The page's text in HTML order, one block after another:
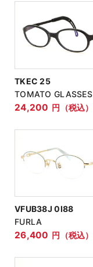
TKEC 25
TOMATO GLASSES
24,200 円（税込）
VFUB38J 0I88
FURLA
26,400 円（税込）